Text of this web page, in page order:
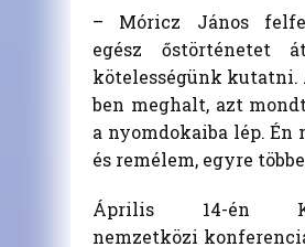
– Móricz János
egész őstörténetet
kötelességünk kutatni.
ben meghalt, azt
a nyomdokaiba lép. Én
és remélem, egyre
Április 14-én
nemzetközi